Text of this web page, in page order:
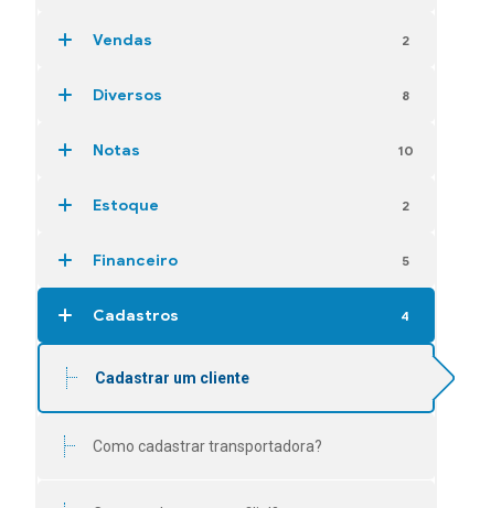
Vendas 2
Diversos 8
Notas 10
Estoque 2
Financeiro 5
Cadastros 4
Cadastrar um cliente
Como cadastrar transportadora?